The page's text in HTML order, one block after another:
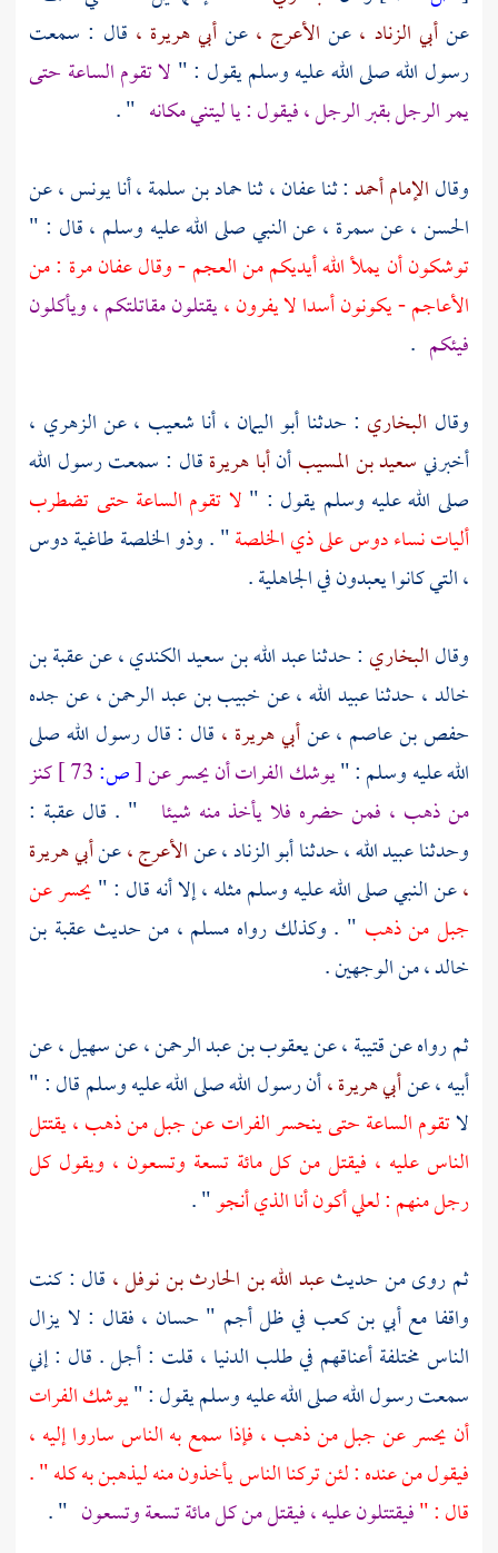
عنأبي الزناد ، عن الأعرج ،عنأبي هريرة ، قال : سمعت
رسول الله صلى الله عليه وسلم يقول : " لا تقوم الساعة حتى
يمر الرجل بقبر الرجل ، فيقول : يا ليتني مكانه " .
وقالالإمام أحمد: ثناعفان ،ثناحماد بن سلمة ،أنايونس ،عن
الحسن ،عنسمرة ،عن النبي صلى الله عليه وسلم ، قال : "
توشكون أن يملأ الله أيديكم من العجم - وقالعفانمرة : من
الأعاجم - يكونون أسدا لا يفرون ،يقتلون مقاتلتكم ، ويأكلون
فيئكم .
وقال البخاري : حدثنا أبو اليمان ، أنا شعيب ،عنالزهري ،
أخبرنيسعيد بن المسيبأنأبا هريرةقال : سمعت رسول الله
صلى الله عليه وسلم يقول : " لا تقوم الساعة حتى تضطرب
أليات نساء دوس علىذي الخلصة" .وذو الخلصةطاغيةدوس
،التي كانوا يعبدون في الجاهلية .
وقالالبخاري : حدثناعبد الله بن سعيد الكندي ،عنعقبة بن
خالد ، حدثناعبيد الله ،عنخبيب بن عبد الرحمن ،عن جده
حفص بن عاصم ،عنأبي هريرة ، قال : قال رسول الله صلى
الله عليه وسلم : "يوشكالفراتأن يحسر عن[ص:
كنز
من ذهب ، فمن حضره فلا يأخذ منه شيئا " . قال عقبة :
وحدثناعبيد الله ،حدثناأبو الزناد ،عنالأعرج ،عنأبي هريرة
،عن النبي صلى الله عليه وسلم مثله ، إلا أنه قال : "يحسر عن
جبل من ذهب " . وكذلك رواه مسلم ، من حديثعقبة بن
خالد ،من الوجهين .
ثم رواه عنقتيبة ،عنيعقوب بن عبد الرحمن ،عنسهيل ،عن
أبيه ، عنأبي هريرة ،أن رسول الله صلى الله عليه وسلم قال : "
لاتقوم الساعة حتى ينحسرالفراتعن جبل من ذهب ، يقتتل
الناس عليه ، فيقتل من كل مائة تسعة وتسعون ، ويقول كل
رجل منهم : لعلي أكون أنا الذي أنجو" .
ثم روى من حديثعبد الله بن الحارث بن نوفل ، قال : كنت
واقفا معأبي بن كعب في ظل أجم " حسان ، فقال : لا يزال
الناس مختلفة أعناقهم في طلب الدنيا ، قلت : أجل . قال : إني
سمعت رسول الله صلى الله عليه وسلم يقول : "يوشك الفرات
أن يحسر عن جبل من ذهب ، فإذا سمع به الناس ساروا إليه ،
فيقول من عنده : لئن تركنا الناس يأخذون منه ليذهبن به كله " .
قال : "فيقتتلون عليه ، فيقتل من كل مائة تسعة وتسعون " .